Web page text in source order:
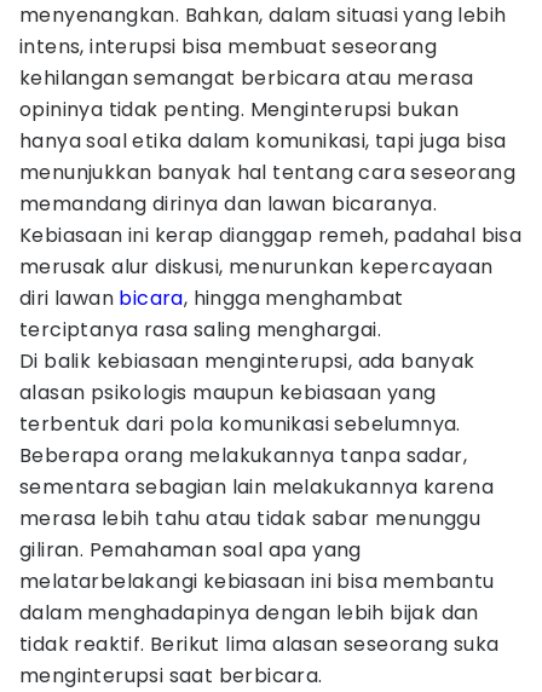
menyenangkan. Bahkan, dalam situasi yang lebih
intens, interupsi bisa membuat seseorang
kehilangan semangat berbicara atau merasa
opininya tidak penting. Menginterupsi bukan
hanya soal etika dalam komunikasi, tapi juga bisa
menunjukkan banyak hal tentang cara seseorang
memandang dirinya dan lawan bicaranya.
Kebiasaan ini kerap dianggap remeh, padahal bisa
merusak alur diskusi, menurunkan kepercayaan
diri lawan bicara, hingga menghambat
terciptanya rasa saling menghargai.
Di balik kebiasaan menginterupsi, ada banyak
alasan psikologis maupun kebiasaan yang
terbentuk dari pola komunikasi sebelumnya.
Beberapa orang melakukannya tanpa sadar,
sementara sebagian lain melakukannya karena
merasa lebih tahu atau tidak sabar menunggu
giliran. Pemahaman soal apa yang
melatarbelakangi kebiasaan ini bisa membantu
dalam menghadapinya dengan lebih bijak dan
tidak reaktif. Berikut lima alasan seseorang suka
menginterupsi saat berbicara.